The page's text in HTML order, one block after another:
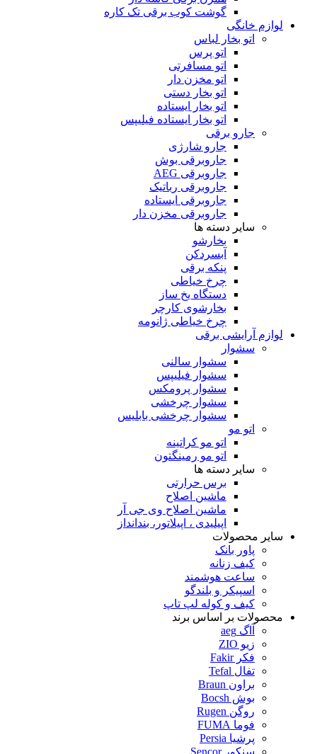
گوشت کوب برقی تک کاره
لوازم خانگی
اتو بخار لباس
اتو پرس
اتو مسافرتی
اتو مخزن دار
اتو بخار دستی
اتو بخار ایستاده
اتو بخار ایستاده فیلیپس
جارو برقی
جارو شارژی
جاروبرقی بوش
جاروبرقی AEG
جاروبرقی رباتیک
جاروبرقی ایستاده
جاروبرقی مخزن دار
سایر دسته ها
بخارشو
آبسردکن
پنکه برقی
چرخ خیاطی
دستگاه یخ ساز
بخارشوی کارچر
چرخ خیاطی ژانومه
لوازم آرایشی برقی
سشوار
سشوار سالنی
سشوار فیلیپس
سشوار پرومکس
سشوار چرخشی
سشوار چرخشی بابلیس
اتو مو
اتو مو کراتینه
اتو مو رمینگتون
سایر دسته ها
برس حرارتی
ماشین اصلاح
ماشین اصلاح وی جی آر
اپیلیدی ، اپیلاتور، بندانداز
سایر محصولات
پاور بانک
کیف زنانه
ساعت هوشمند
اسپیکر و بلندگو
کیف و کوله لپ تاپ
محصولات بر اساس برند
آاگ aeg
زیو ZIO
فکر Fakir
تفال Tefal
براون Braun
بوش Bocsh
روگن Rugen
فوما FUMA
پرشیا Persia